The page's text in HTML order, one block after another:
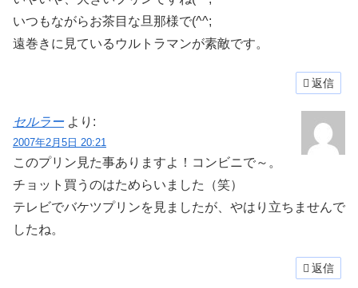
いつもながらお茶目な旦那様で(^^;
遠巻きに見ているウルトラマンが素敵です。
返信
セルラー より:
2007年2月5日 20:21
このプリン見た事ありますよ！コンビニで～。
チョット買うのはためらいました（笑）
テレビでバケツプリンを見ましたが、やはり立ちませんで
したね。
返信